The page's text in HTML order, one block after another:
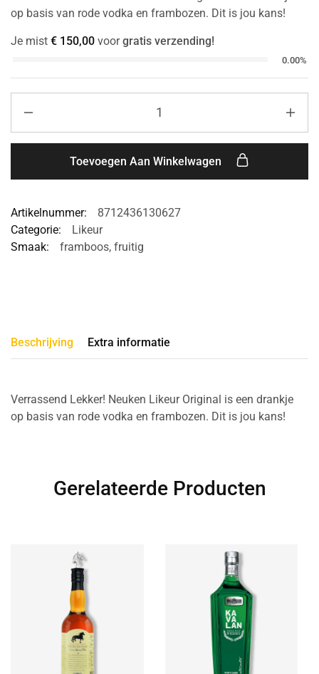
op basis van rode vodka en frambozen. Dit is jou kans!
Je mist € 150,00 voorgratis verzending!
0.00%
Toevoegen Aan Winkelwagen
Artikelnummer:
8712436130627
Categorie:
Likeur
Smaak:
framboos, fruitig
Beschrijving Extra informatie
Verrassend Lekker! Neuken Likeur Original is een drankje
op basis van rode vodka en frambozen. Dit is jou kans!
Gerelateerde Producten